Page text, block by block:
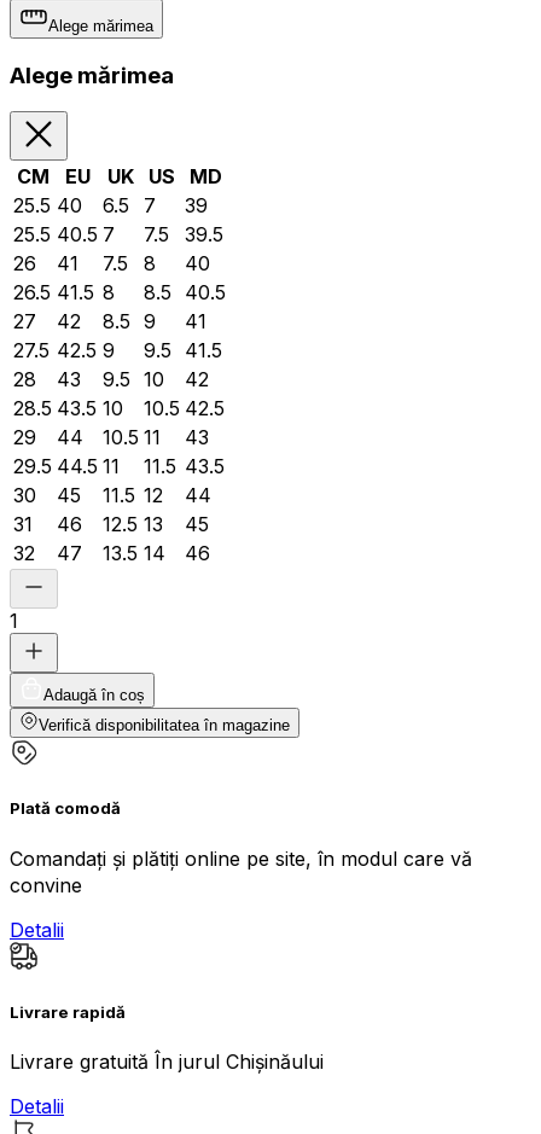
Alege mărimea
Alege mărimea
CM EU UK US
MD
25.5 40 6.5 7
39
25.5 40.5 7 7.5
39.5
26
41 7.5 8
40
26.5 41.5 8 8.5
40.5
27
42 8.5 9
41
27.5 42.5 9 9.5
41.5
28
43 9.5 10
42
28.5 43.5 10 10.5 42.5
29
44 10.5 11
43
29.5 44.5 11 11.5 43.5
30
45 11.5 12
44
31
46 12.5 13
45
32
47 13.5 14 46
1
Adaugă în coș
Verifică disponibilitatea în magazine
Plată comodă
Comandați și plătiți online pe site, în modul care vă
convine
Detalii
Livrare rapidă
Livrare gratuită În jurul Chișinăului
Detalii